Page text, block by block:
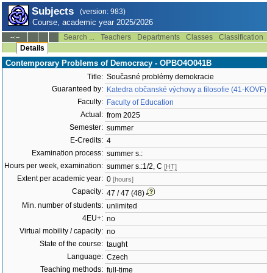
Subjects (version: 983)
Course, academic year 2025/2026
--:-- Search ... Teachers Departments Classes Classification
Details
Contemporary Problems of Democracy - OPBO4O041B
Title: Současné problémy demokracie
Guaranteed by: Katedra občanské výchovy a filosofie (41-KOVF)
Faculty: Faculty of Education
Actual: from 2025
Semester: summer
E-Credits: 4
Examination process: summer s.:
Hours per week, examination: summer s.:1/2, C [HT]
Extent per academic year: 0 [hours]
Capacity: 47 / 47 (48)
Min. number of students: unlimited
4EU+: no
Virtual mobility / capacity: no
State of the course: taught
Language: Czech
Teaching methods: full-time